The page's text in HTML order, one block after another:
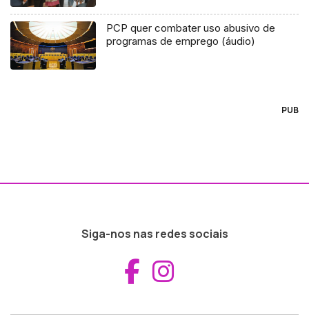
PCP quer combater uso abusivo de
programas de emprego (áudio)
PUB
Siga-nos nas redes sociais
Aceder ao